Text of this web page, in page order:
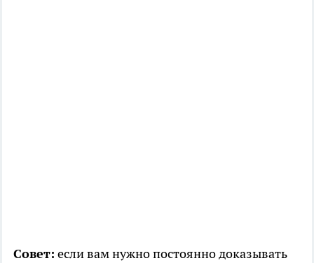
Совет: если вам нужно постоянно доказывать